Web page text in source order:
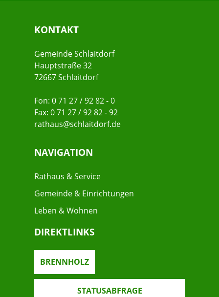
KONTAKT
Gemeinde Schlaitdorf
Hauptstraße 32
72667 Schlaitdorf
Fon: 0 71 27 / 92 82 - 0
Fax: 0 71 27 / 92 82 - 92
rathaus@schlaitdorf.de
NAVIGATION
Rathaus & Service
Gemeinde & Einrichtungen
Leben & Wohnen
DIREKTLINKS
BRENNHOLZ
STATUSABFRAGE